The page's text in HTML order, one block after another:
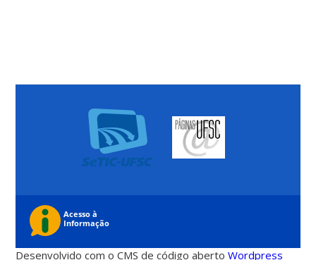
Desenvolvido com o CMS de código abertoWordpress